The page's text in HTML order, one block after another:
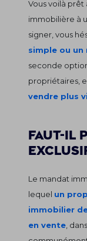
Vous voilà
immobilière à
signer, vous
simple ou
seconde
propriétaires,
vendre plus
Faut-il
Le mandat
lequel un
immobilier
en vente ,